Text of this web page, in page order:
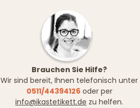
Brauchen Sie Hilfe?
Wir sind bereit, Ihnen telefonisch unter
0511/44394126oder per
info@ikastetikett.de zu helfen.